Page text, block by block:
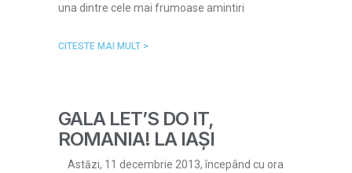
una dintre cele mai frumoase amintiri
CITESTE MAI MULT >
GALA LET’S DO IT,
ROMANIA! LA IAȘI
Astăzi, 11 decembrie 2013, începând cu ora